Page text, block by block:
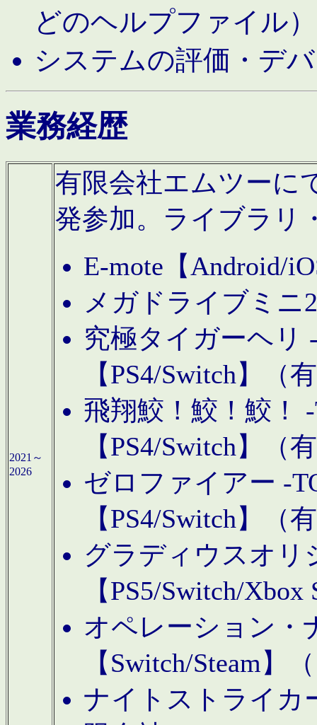
どのヘルプファイル）
システムの評価・デ
業務経歴
2021～
2026
有限会社エムツーに
発参加。ライブラリ
E-mote【Android/
メガドライブミニ
究極タイガーヘリ
【PS4/Switch】（
飛翔鮫！鮫！鮫！
【PS4/Switch】（
ゼロファイアー -
【PS4/Switch】（
グラディウスオリ
【PS5/Switch/
オペレーション・
【Switch/Steam】
ナイトストライカ